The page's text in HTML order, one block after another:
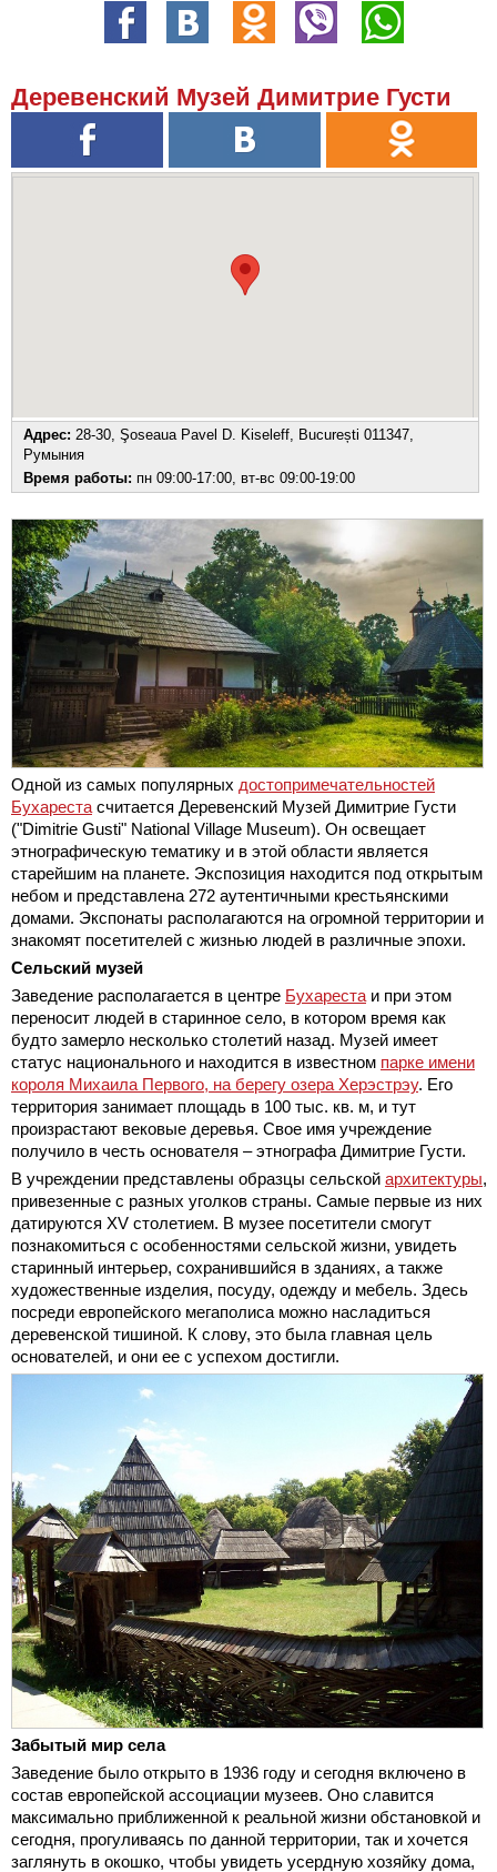
Деревенский Музей Димитрие Густи
Адрес: 28-30, Şoseaua Pavel D. Kiseleff, București 011347,
Румыния
Время работы: пн 09:00-17:00, вт-вс 09:00-19:00
Одной из самых популярных достопримечательностей
Бухареста считается Деревенский Музей Димитрие Густи
("Dimitrie Gusti" National Village Museum). Он освещает
этнографическую тематику и в этой области является
старейшим на планете. Экспозиция находится под открытым
небом и представлена 272 аутентичными крестьянскими
домами. Экспонаты располагаются на огромной территории и
знакомят посетителей с жизнью людей в различные эпохи.
Сельский музей
Заведение располагается в центре Бухареста и при этом
переносит людей в старинное село, в котором время как
будто замерло несколько столетий назад. Музей имеет
статус национального и находится в известном парке имени
короля Михаила Первого, на берегу озера Херэстрэу. Его
территория занимает площадь в 100 тыс. кв. м, и тут
произрастают вековые деревья. Свое имя учреждение
получило в честь основателя – этнографа Димитрие Густи.
В учреждении представлены образцы сельской архитектуры,
привезенные с разных уголков страны. Самые первые из них
датируются XV столетием. В музее посетители смогут
познакомиться с особенностями сельской жизни, увидеть
старинный интерьер, сохранившийся в зданиях, а также
художественные изделия, посуду, одежду и мебель. Здесь
посреди европейского мегаполиса можно насладиться
деревенской тишиной. К слову, это была главная цель
основателей, и они ее с успехом достигли.
Забытый мир села
Заведение было открыто в 1936 году и сегодня включено в
состав европейской ассоциации музеев. Оно славится
максимально приближенной к реальной жизни обстановкой и
сегодня, прогуливаясь по данной территории, так и хочется
заглянуть в окошко, чтобы увидеть усердную хозяйку дома,